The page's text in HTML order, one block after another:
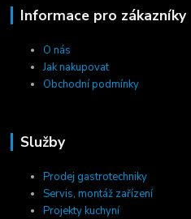
Informace pro zákazníky
O nás
Jak nakupovat
Obchodní podmínky
Služby
Prodej gastrotechniky
Servis, montáž zařízení
Projekty kuchyní